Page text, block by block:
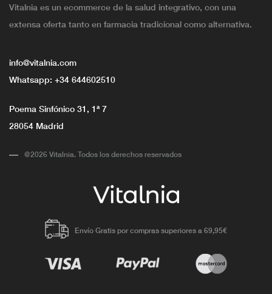
Vitalnia es un ecommerce de la salud integrativo, con una
extensa oferta tanto en farmacia tradicional como alternativa.
info@vitalnia.com
Whatsapp: +34 644602510
Poema Sinfónico 31, 1ª 7
28054 Madrid
@2026 Vitalnia. Todos los derechos reservados
Envío Gratis por compras superiores a 69,95€